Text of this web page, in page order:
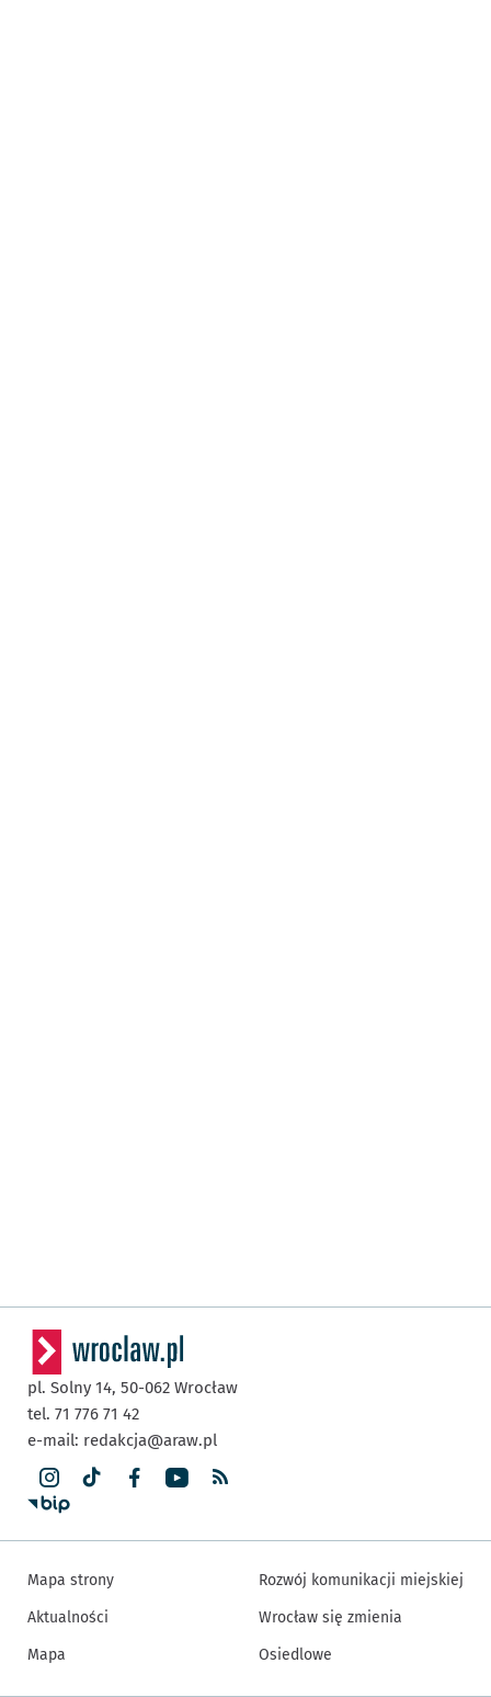
pl. Solny 14, 50-062 Wrocław
tel. 71 776 71 42
e-mail: redakcja@araw.pl
Mapa strony
Aktualności
Mapa
Rozwój komunikacji miejskiej
Wrocław się zmienia
Osiedlowe